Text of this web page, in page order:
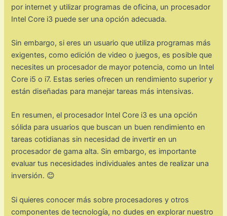
por internet y utilizar programas de oficina, un procesador
Intel Core i3 puede ser una opción adecuada.
Sin embargo, si eres un usuario que utiliza programas más
exigentes, como edición de video o juegos, es posible que
necesites un procesador de mayor potencia, como un Intel
Core i5 o i7. Estas series ofrecen un rendimiento superior y
están diseñadas para manejar tareas más intensivas.
En resumen, el procesador Intel Core i3 es una opción
sólida para usuarios que buscan un buen rendimiento en
tareas cotidianas sin necesidad de invertir en un
procesador de gama alta. Sin embargo, es importante
evaluar tus necesidades individuales antes de realizar una
inversión. 😊
Si quieres conocer más sobre procesadores y otros
componentes de tecnología, no dudes en explorar nuestro